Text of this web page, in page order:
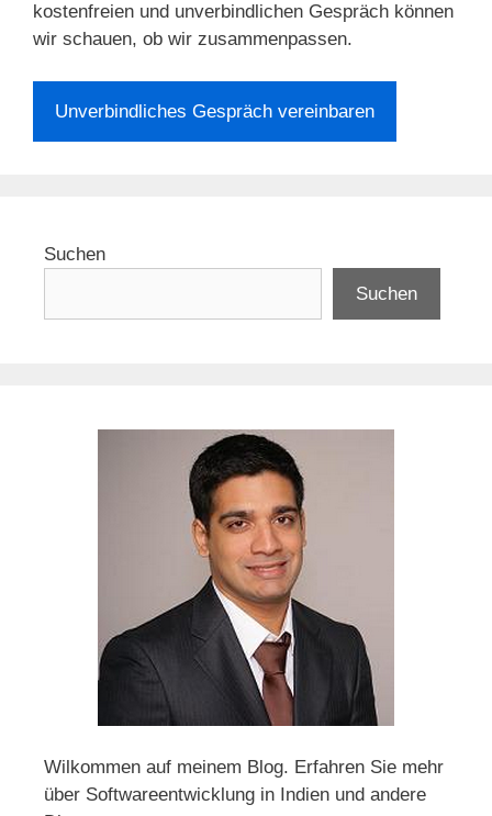
kostenfreien und unverbindlichen Gespräch können
wir schauen, ob wir zusammenpassen.
Unverbindliches Gespräch vereinbaren
Suchen
Suchen
Wilkommen auf meinem Blog. Erfahren Sie mehr
über Softwareentwicklung in Indien und andere